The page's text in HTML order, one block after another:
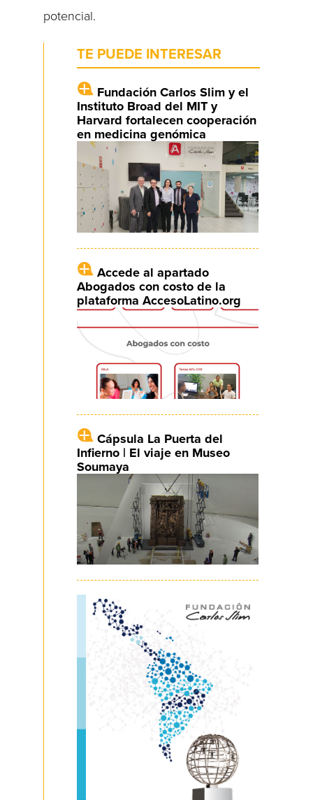
potencial.
TE PUEDE INTERESAR
Fundación Carlos Slim y el
Instituto Broad del MIT y
Harvard fortalecen cooperación
en medicina genómica
Accede al apartado
Abogados con costo de la
plataforma AccesoLatino.org
Cápsula La Puerta del
Infierno | El viaje en Museo
Soumaya